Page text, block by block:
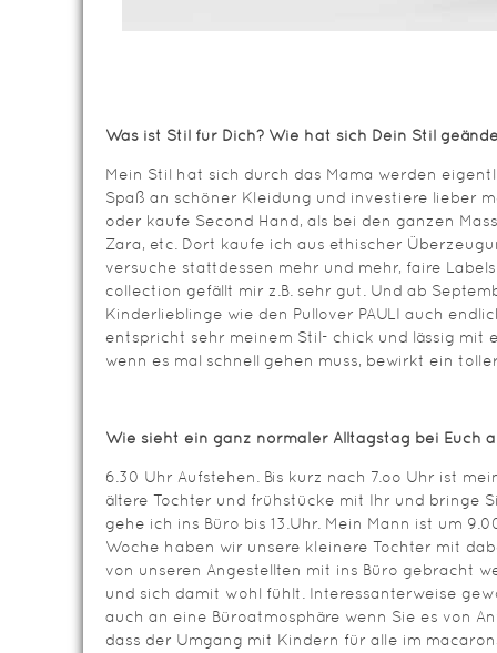
Was ist Stil für Dich? Wie hat sich Dein Stil
Mein Stil hat sich durch das Mama werden
Spaß an schöner Kleidung und investiere lieber
oder kaufe Second Hand, als bei den ganzen
Zara, etc. Dort kaufe ich aus ethischer
versuche stattdessen mehr und mehr, faire
collection gefällt mir z.B. sehr gut. Und ab
Kinderlieblinge wie den Pullover PAULI auch
entspricht sehr meinem Stil- chick und lässig mit
wenn es mal schnell gehen muss, bewirkt ein
Wie sieht ein ganz normaler Alltagstag bei Euch
6.30 Uhr Aufstehen. Bis kurz nach 7.oo Uhr ist
ältere Tochter und frühstücke mit Ihr und bringe
gehe ich ins Büro bis 13.Uhr. Mein Mann ist um
Woche haben wir unsere kleinere Tochter mit
von unseren Angestellten mit ins Büro gebracht
und sich damit wohl fühlt. Interessanterweise
auch an eine Büroatmosphäre wenn Sie es von
dass der Umgang mit Kindern für alle im